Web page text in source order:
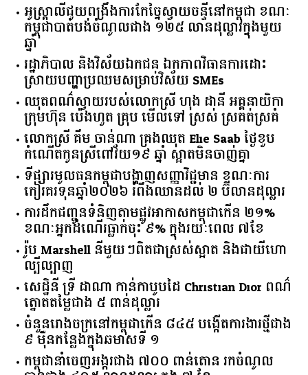
អូស្ត្រាលី​ជួយ​ពង្រឹង​ការ​កែច្នៃ​ស្វាយចន្ទី​នៅ​កម្ពុជា​ ​ខណៈ​
កម្ពុជា​បាត់បង់​ចំណូល​ជាង​ ​១២៥​ ​លាន​ដុល្លារ​ក្នុង​មួយ​
ឆ្នាំ​
រដ្ឋាភិបាល​ ​និង​វិស័យ​ឯកជន ​ឯកភាព​វិធានការ​ដោះ
ស្រាយ​បញ្ហា​ប្រឈម​​សម្រាប់​វិស័យ​ ​SMEs​
ឈុតពណ៌ស្វាយរបស់លោកស្រី ហុង ដានី អគ្គ​នាយិកា​
ក្រុមហ៊ុន ប៉េងហួត គ្រុប មើលទៅ ស្រស់ ស្រគត់ស្រគំ
លោកស្រី គឹម ចាន់ណា គ្រងឈុត Elie Saab ថ្ងៃខួប
កំណើតកូនស្រីពៅវ័យ១៩ ឆ្នាំ ស្អាតមិនចាញ់គ្នា
ទីផ្សារ​មូលធន​កម្ពុជា​បង្ហាញ​សញ្ញា​វិជ្ជមាន​ ​ខណៈ​ការ​
កៀរគរ​ទុន​ឆ្នាំ​២០២៦​ ​រំពឹង​ឈានដល់​ ​២​ ​ប៊ីលាន​ដុល្លារ​
ការដឹកជញ្ជូនទំនិញតាមផ្លូវអាកាសកម្ពុជាកើន ២១%
ខណៈអ្នកដំណើរធ្លាក់ចុះ ៩% ក្នុងរយៈពេល ៧ខែ
រ៉ូប Marshell នីមួយៗពិតជាស្រស់ស្អាត និងជាយីហោ
ល្បីល្បាញ
សេដ្ឋិនី ទ្រី ដាណា កាន់កាបូបដៃ Christian Dior ពណ៌
ត្នោតតម្លៃជាង ៥ ពាន់ដុល្លារ
ចំនួន​រោងចក្រ​នៅ​កម្ពុជា​កើន​ ​៨៤៥​ ​បង្កើត​ការងារ​ថ្មី​ជាង​
​៩​ ​ម៉ឺន​កន្លែង​ក្នុង​ឆមាស​ទី ​១​
កម្ពុជានាំចេញអង្ករជាង ៧០០ ពាន់តោន រកចំណូល